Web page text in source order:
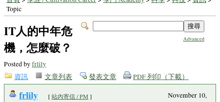
Topic
Advanced
IT人的中年危
機，怎麼破？
Posted byfrlily
資訊
文章列表 發表文章 PDF 列印（下載）
frlily [站內寄信 / PM ]
November 10,